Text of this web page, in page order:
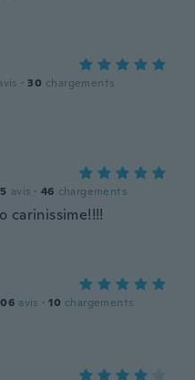
· 30 chargements
avis · 46 chargements
carinissime!!!!
avis · 10 chargements